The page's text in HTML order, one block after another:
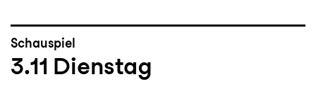
Schauspiel
3.11 Dienstag